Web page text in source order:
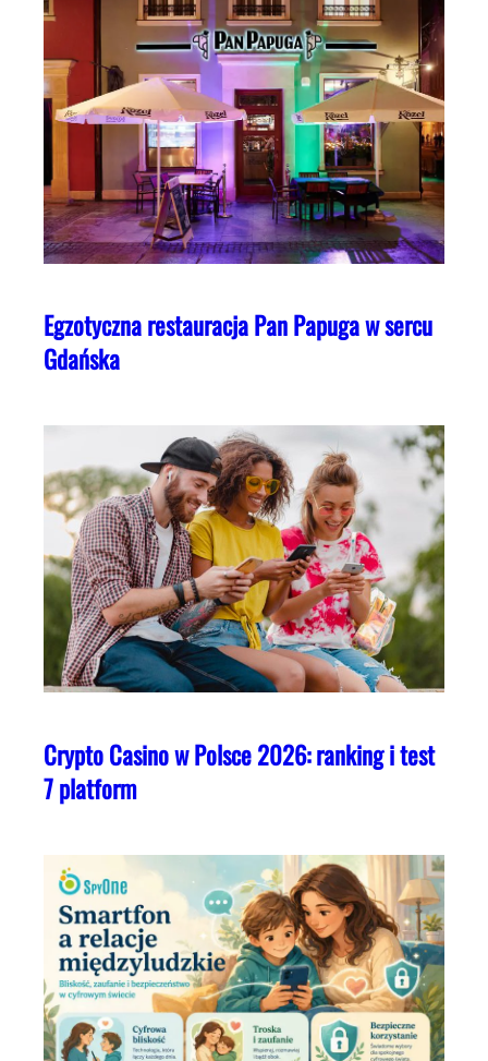
Egzotyczna restauracja Pan Papuga w sercu
Gdańska
Crypto Casino w Polsce 2026: ranking i test
7 platform